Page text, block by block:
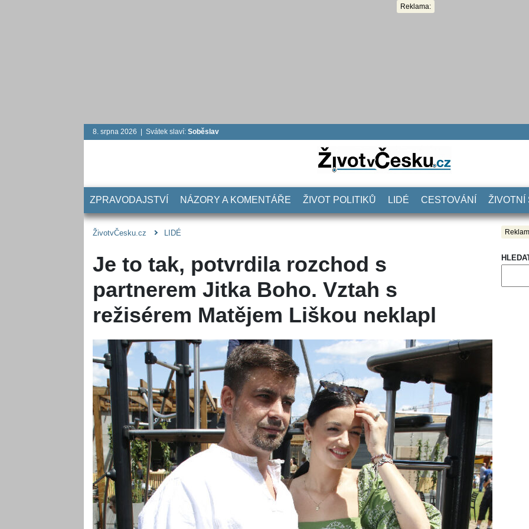
Reklama:
8. srpna 2026 | Svátek slaví: Soběslav
ZPRAVODAJSTVÍ NÁZORY A KOMENTÁŘE ŽIVOT POLITIKŮ LIDÉ CESTOVÁNÍ ŽIVOTNÍ
ŽivotvČesku.cz LIDÉ
Je to tak, potvrdila rozchod s
partnerem Jitka Boho. Vztah s
režisérem Matějem Liškou neklapl